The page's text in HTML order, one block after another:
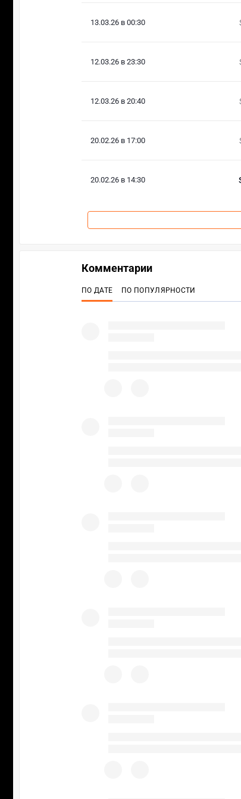
13.03.26 в 00:30
12.03.26 в 23:30
12.03.26 в 20:40
20.02.26 в 17:00
20.02.26 в 14:30
Комментарии
ПО ДАТЕ ПО ПОПУЛЯРНОСТИ